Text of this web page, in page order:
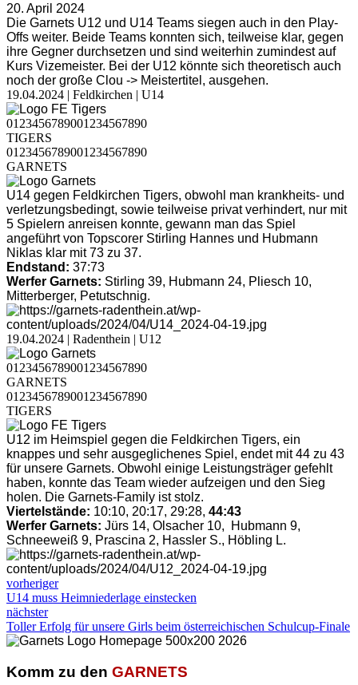
20. April 2024
Die Garnets U12 und U14 Teams siegen auch in den Play-
Offs weiter. Beide Teams konnten sich, teilweise klar, gegen
ihre Gegner durchsetzen und sind weiterhin zumindest auf
Kurs Vizemeister. Bei der U12 könnte sich theoretisch auch
noch der große Clou -> Meistertitel, ausgehen.
19.04.2024 | Feldkirchen | U14
01 23456789001 234567890
TIGERS
01 23456789001 234567890
GARNETS
U14 gegen Feldkirchen Tigers, obwohl man krankheits- und
verletzungsbedingt, sowie teilweise privat verhindert, nur mit
5 Spielern anreisen konnte, gewann man das Spiel
angeführt von Topscorer Stirling Hannes und Hubmann
Niklas klar mit 73 zu 37.
Endstand: 37:73
Werfer Garnets: Stirling 39, Hubmann 24, Pliesch 10,
Mitterberger, Petutschnig.
19.04.2024 | Radenthein | U12
01 23456789001 234567890
GARNETS
01 23456789001 234567890
TIGERS
U12 im Heimspiel gegen die Feldkirchen Tigers, ein
knappes und sehr ausgeglichenes Spiel, endet mit 44 zu 43
für unsere Garnets. Obwohl einige Leistungsträger gefehlt
haben, konnte das Team wieder aufzeigen und den Sieg
holen. Die Garnets-Family ist stolz.
Viertelstände: 10:10, 20:17, 29:28, 44:43
Werfer Garnets: Jürs 14, Olsacher 10, Hubmann 9,
Schneeweiß 9, Prascina 2, Hassler S., Höbling L.
vorheriger
U14 muss Heimniederlage einstecken
nächster
Toller Erfolg für unsere Girls beim österreichischen Schulcup-Finale
Komm zu den GARNETS